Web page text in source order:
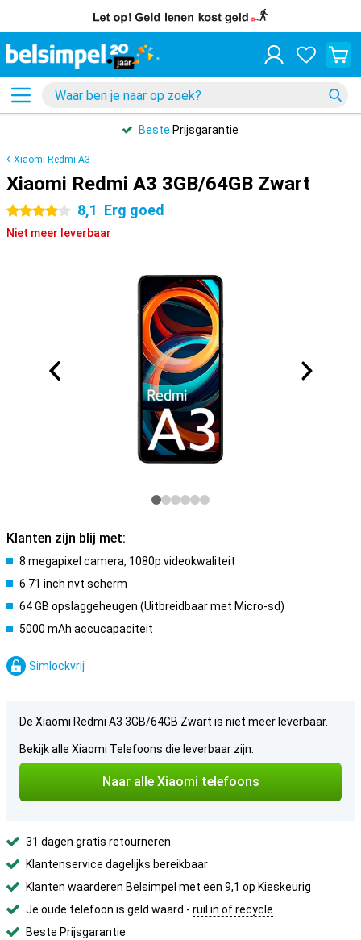
Beste Prijsgarantie
Xiaomi Redmi A3
Xiaomi Redmi A3 3GB/64GB Zwart
4 sterren 8,1 Erg goed
Niet meer leverbaar
Klanten zijn blij met:
8 megapixel camera, 1080p videokwaliteit
6.71 inch nvt scherm
64 GB opslaggeheugen (Uitbreidbaar met Micro-sd)
5000 mAh accucapaciteit
Simlockvrij
De Xiaomi Redmi A3 3GB/64GB Zwart is niet meer leverbaar.
Bekijk alle Xiaomi Telefoons die leverbaar zijn:
Naar alle Xiaomi telefoons
31 dagen gratis retourneren
Klantenservice dagelijks bereikbaar
Klanten waarderen Belsimpel met een 9,1 op Kieskeurig
Je oude telefoon is geld waard - ruil in of recycle
Beste Prijsgarantie